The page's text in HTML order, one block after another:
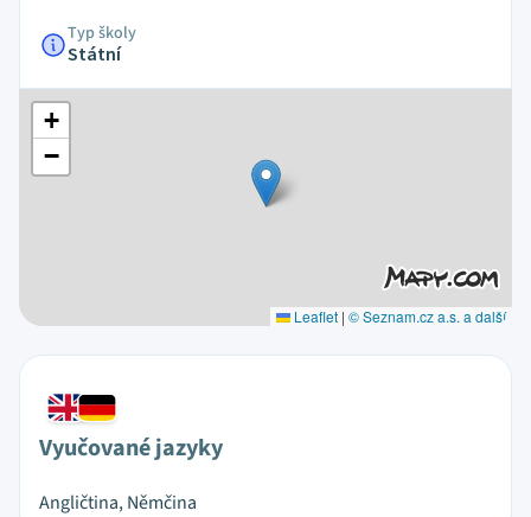
Typ školy
Státní
+
−
Leaflet | © Seznam.cz a.s. a další
Vyučované jazyky
Angličtina, Němčina